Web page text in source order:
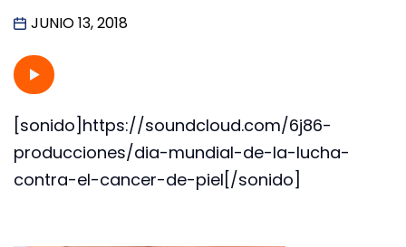
JUNIO 13, 2018
[sonido]https://soundcloud.com/6j86-
producciones/dia-mundial-de-la-lucha-
contra-el-cancer-de-piel[/sonido]